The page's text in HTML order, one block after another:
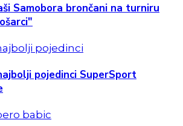
Samobora brončani na turniru
pojedinci SuperSport